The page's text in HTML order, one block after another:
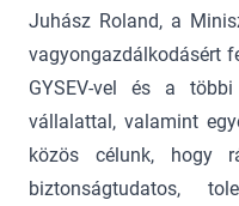
Juhász Roland, a
vagyongazdálkodásért
GYSEV-vel és a
vállalattal, valamint
közös célunk, hogy
biztonságtudatos,